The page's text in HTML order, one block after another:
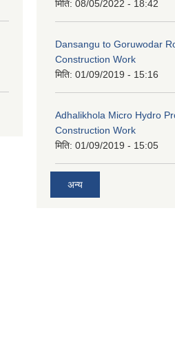
मिति: 08/05/2022 - 18:42
Dansangu to Goruwodar
Construction Work
मिति: 01/09/2019 - 15:16
Adhalikhola Micro Hydro
Construction Work
मिति: 01/09/2019 - 15:05
अन्य